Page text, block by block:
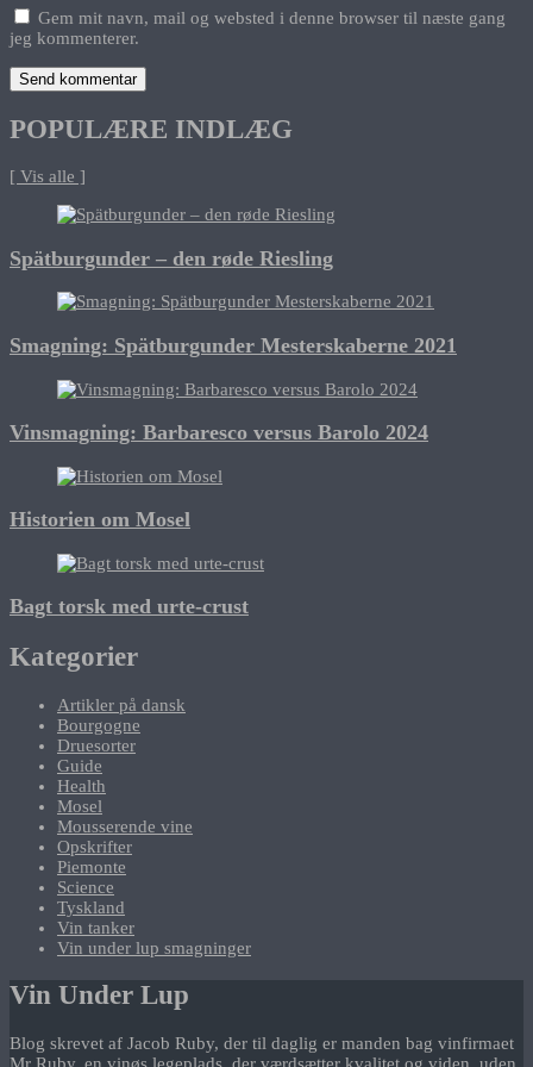
Gem mit navn, mail og websted i denne browser til næste gang
jeg kommenterer.
POPULÆRE INDLÆG
[ Vis alle ]
Spätburgunder – den røde Riesling
Smagning: Spätburgunder Mesterskaberne 2021
Vinsmagning: Barbaresco versus Barolo 2024
Historien om Mosel
Bagt torsk med urte-crust
Kategorier
Artikler på dansk
Bourgogne
Druesorter
Guide
Health
Mosel
Mousserende vine
Opskrifter
Piemonte
Science
Tyskland
Vin tanker
Vin under lup smagninger
Vin Under Lup
Blog skrevet af Jacob Ruby, der til daglig er manden bag vinfirmaet